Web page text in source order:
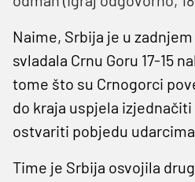
Naime, Srbija je u
svladala Crnu Goru 17-15
tome što su Crnogorci
do kraja uspjela izjednačiti
ostvariti pobjedu
Time je Srbija osvojila